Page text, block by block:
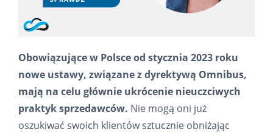
Obowiązujące w Polsce od stycznia 2023 roku
nowe ustawy, związane z dyrektywą Omnibus,
mają na celu głównie ukrócenie nieuczciwych
praktyk sprzedawców. Nie mogą oni już
oszukiwać swoich klientów sztucznie obniżając